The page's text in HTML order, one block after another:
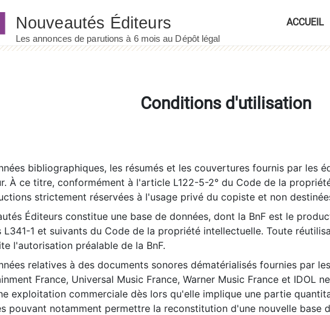
ACCUEIL
Conditions d'utilisation
bibliographiques, les résumés et les couvertures fournis par les
À ce titre, conformément à l'article L122-5-2° du Code de la
strictement réservées à l'usage privé du copiste et non
Éditeurs constitue une base de données, dont la BnF est le
L341-1 et suivants du Code de la propriété intellectuelle. Toute
l'autorisation préalable de la BnF.
relatives à des documents sonores dématérialisés fournies par
France, Universal Music France, Warner Music France et IDOL
exploitation commerciale dès lors qu'elle implique une partie
pouvant notamment permettre la reconstitution d'une nouvelle base